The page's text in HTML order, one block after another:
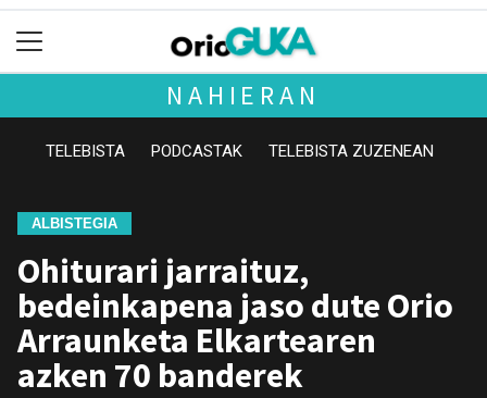
NAHIERAN
TELEBISTA PODCASTAK TELEBISTA ZUZENEAN
ALBISTEGIA
Ohiturari jarraituz,
bedeinkapena jaso dute Orio
Arraunketa Elkartearen
azken 70 banderek